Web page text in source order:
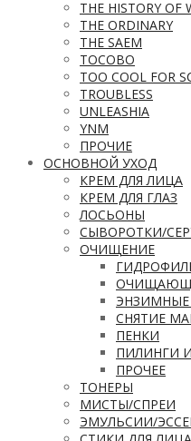
THE HISTORY OF
THE ORDINARY
THE SAEM
TOCOBO
TOO COOL FOR
TROUBLESS
UNLEASHIA
YNM
ПРОЧИЕ
ОСНОВНОЙ УХОД
КРЕМ ДЛЯ ЛИЦА
КРЕМ ДЛЯ ГЛАЗ
ЛОСЬОНЫ
СЫВОРОТКИ/
ОЧИЩЕНИЕ
СНЯТИЕ
ПЕНКИ
ПИЛИНГИ
ПРОЧЕЕ
ТОНЕРЫ
МИСТЫ/СПРЕИ
ЭМУЛЬСИИ/